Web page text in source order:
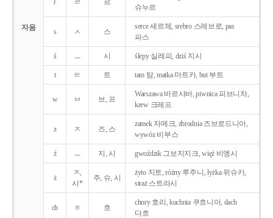
자음
r ㄹ 르
슈누르
s ㅅ 스
serce 세르체, srebro 스레브로, pas
파스
ś ㅡ 시 ślepy 실레피, dziś 지시
t ㅌ 트 tam 탐, matka 마트카, but 부트
w ㅂ 브, 프
Warszawa 바르샤바, piwnica 피브니차,
krew 크레프
z ㅈ 즈, 스
zamek 자메크, zbrodnia 즈브로드니아,
wywóz 비부스
ź ㅡ 지, 시 gwoździk 그보지지크, więź 비엥시
ż
ㅈ,
시*
주, 슈, 시
żyto 지토, różny 루주니, łyżka 위슈카,
straż 스트라시
ch ㅎ 흐
chory 호리, kuchnia 쿠흐니아, dach
다흐